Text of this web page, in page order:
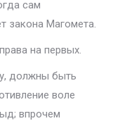
сам
закона Магомета.
на первых.
должны быть
воле
впрочем